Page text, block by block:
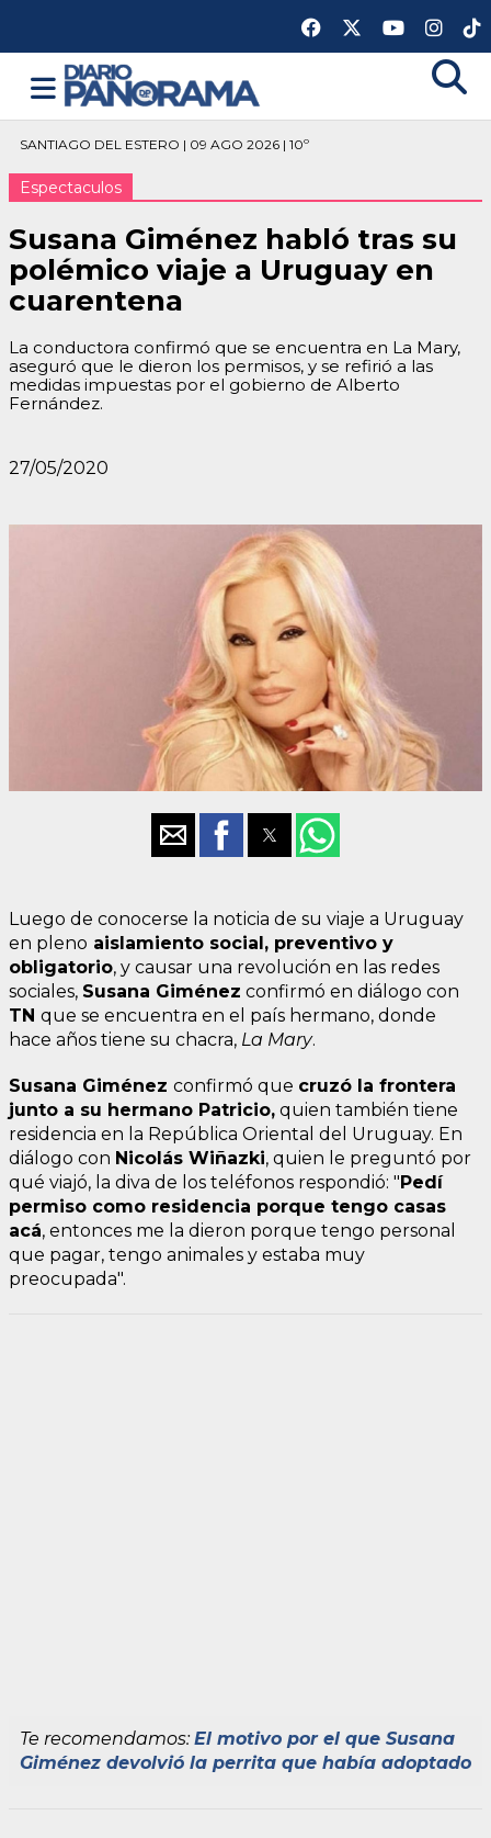
SANTIAGO DEL ESTERO | 09 AGO 2026 | 10º
Espectaculos
Susana Giménez habló tras su
polémico viaje a Uruguay en
cuarentena
La conductora confirmó que se encuentra en La Mary,
aseguró que le dieron los permisos, y se refirió a las
medidas impuestas por el gobierno de Alberto
Fernández.
27/05/2020
Luego de conocerse la noticia de su viaje a Uruguay
en pleno aislamiento social, preventivo y
obligatorio, y causar una revolución en las redes
sociales, Susana Giménez confirmó en diálogo con
TN que se encuentra en el país hermano, donde
hace años tiene su chacra, La Mary.
Susana Giménez confirmó que cruzó la frontera
junto a su hermano Patricio, quien también tiene
residencia en la República Oriental del Uruguay. En
diálogo con Nicolás Wiñazki, quien le preguntó por
qué viajó, la diva de los teléfonos respondió: "Pedí
permiso como residencia porque tengo casas
acá, entonces me la dieron porque tengo personal
que pagar, tengo animales y estaba muy
preocupada".
Te recomendamos:El motivo por el que Susana
Giménez devolvió la perrita que había adoptado